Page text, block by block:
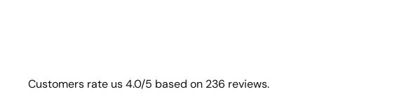
Customers rate us 4.0/5 based on 236 reviews.